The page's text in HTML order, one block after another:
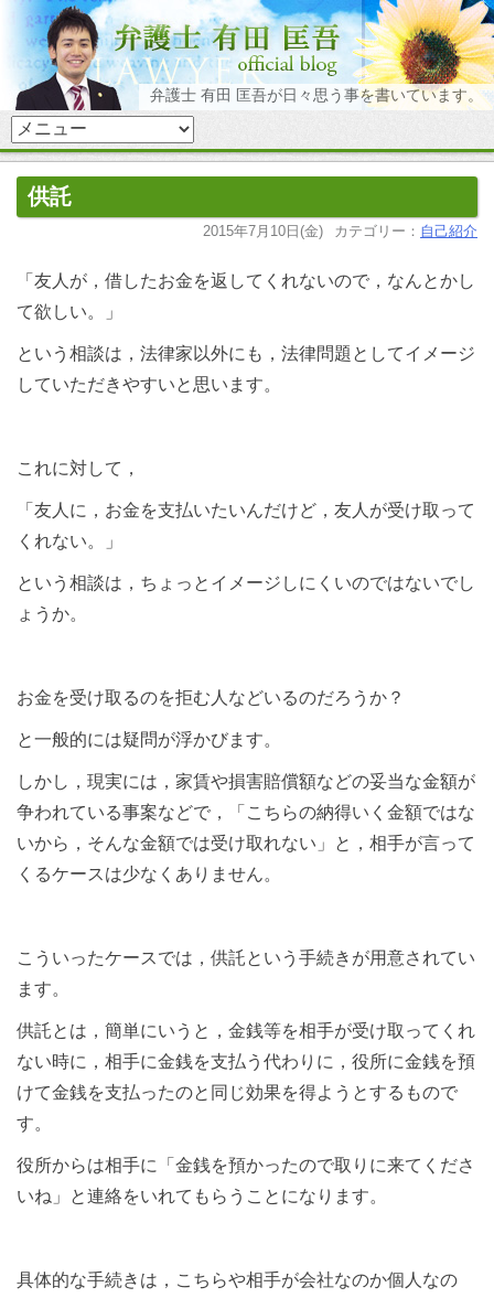
弁護士 有田 匡吾が日々思う事を書いています。
供託
2015年7月10日(金) カテゴリー： 自己紹介
「友人が，借したお金を返してくれないので，なんとかし
て欲しい。」
という相談は，法律家以外にも，法律問題としてイメージ
していただきやすいと思います。
これに対して，
「友人に，お金を支払いたいんだけど，友人が受け取って
くれない。」
という相談は，ちょっとイメージしにくいのではないでし
ょうか。
お金を受け取るのを拒む人などいるのだろうか？
と一般的には疑問が浮かびます。
しかし，現実には，家賃や損害賠償額などの妥当な金額が
争われている事案などで，「こちらの納得いく金額ではな
いから，そんな金額では受け取れない」と，相手が言って
くるケースは少なくありません。
こういったケースでは，供託という手続きが用意されてい
ます。
供託とは，簡単にいうと，金銭等を相手が受け取ってくれ
ない時に，相手に金銭を支払う代わりに，役所に金銭を預
けて金銭を支払ったのと同じ効果を得ようとするもので
す。
役所からは相手に「金銭を預かったので取りに来てくださ
いね」と連絡をいれてもらうことになります。
具体的な手続きは，こちらや相手が会社なのか個人なの